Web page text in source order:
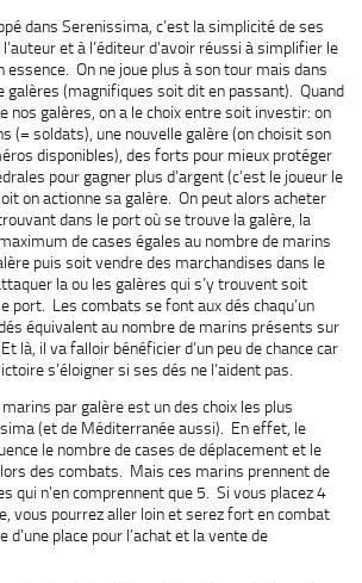
dans Serenissima, c’est la simplicité de ses
et à l’éditeur d’avoir réussi à simplifier le
essence. On ne joue plus à son tour mais dans
galères (magnifiques soit dit en passant). Quand
nos galères, on a le choix entre soit investir: on
(= soldats), une nouvelle galère (on choisit son
disponibles), des forts pour mieux protéger
pour gagner plus d’argent (c’est le joueur le
on actionne sa galère. On peut alors acheter
dans le port où se trouve la galère, la
de cases égales au nombre de marins
puis soit vendre des marchandises dans le
la ou les galères qui s’y trouvent soit
port. Les combats se font aux dés chaqu’un
équivalent au nombre de marins présents sur
là, il va falloir bénéficier d’un peu de chance car
s’éloigner si ses dés ne l’aident pas.
par galère est un des choix les plus
(et de Méditerranée aussi). En effet, le
le nombre de cases de déplacement et le
des combats. Mais ces marins prennent de
qui n’en comprennent que 5. Si vous placez 4
vous pourrez aller loin et serez fort en combat
d’une place pour l’achat et la vente de